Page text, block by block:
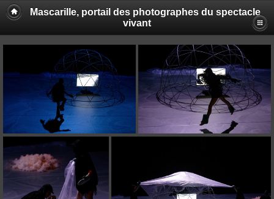
Mascarille, portail des photographes du spectacle
vivant